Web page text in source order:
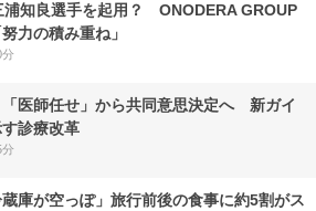
浦知良選手を起用？ ONODERA GROUP
力の積み重ね」
「医師任せ」から共同意思決定へ 新ガイ
す診療改革
蔵庫が空っぽ」旅行前後の食事に約5割がス